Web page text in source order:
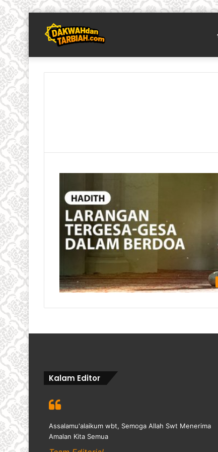
Kalam Editor
Assalamu'alaikum wbt, Semoga Allah Swt Menerima
Amalan Kita Semua